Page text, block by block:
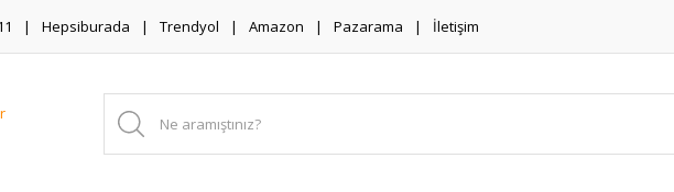
Hepsiburada Trendyol Amazon Pazarama İletişim